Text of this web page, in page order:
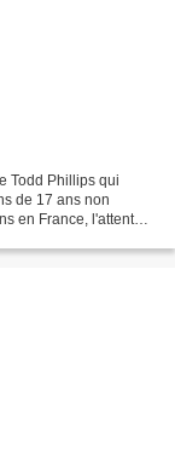
Todd Phillips qui
de 17 ans non
en France, l'attente